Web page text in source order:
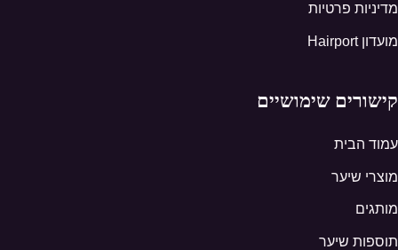
מדיניות פרטיות
מועדון Hairport
קישורים שימושיים
עמוד הבית
מוצרי שיער
מותגים
תוספות שיער